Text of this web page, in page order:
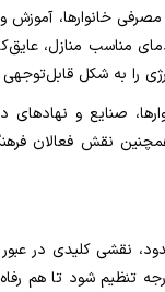
خانوارها، آموزش
مناسب منازل،
را به شکل
صنایع و نهادهای
نقش فعالان
نقشی کلیدی در عبور
معناست که دمای خانه‌ها بین ۱۸